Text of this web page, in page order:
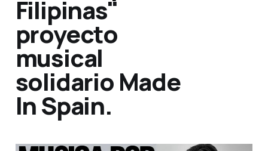
Filipinas"
proyecto
musical
solidario Made
In Spain.